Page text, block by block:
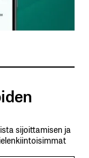
sijoittamisen ja